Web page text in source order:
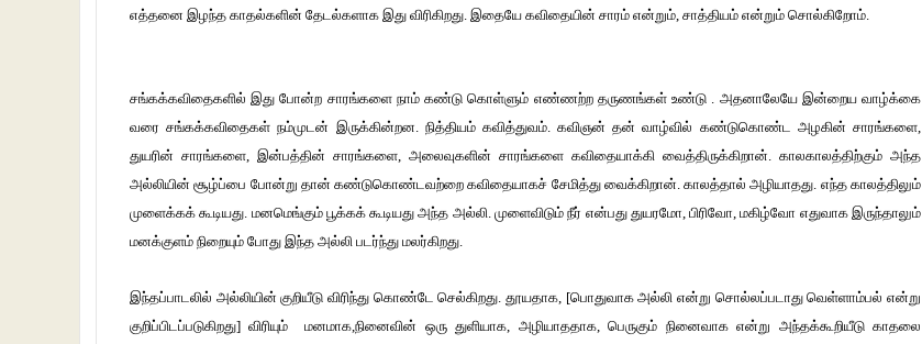
எத்தனை இழந்த காதல்களின் தேடல்களாக இது விரிகிறது. இதையே கவிதையின் சாரம் என்றும், சாத்தியம் என்றும் சொல்கிறோம்.
சங்கக்கவிதைகளில் இது போன்ற சாரங்களை நாம் கண்டு கொள்ளும் எண்ணற்ற தருணங்கள் உண்டு . அதனாலேயே இன்றைய வாழ்க்கை
வரை சங்கக்கவிதைகள் நம்முடன் இருக்கின்றன. நித்தியம் கவித்துவம். கவிஞன் தன் வாழ்வில் கண்டுகொண்ட அழகின் சாரங்களை,
துயரின் சாரங்களை, இன்பத்தின் சாரங்களை, அலைவுகளின் சாரங்களை கவிதையாக்கி வைத்திருக்கிறான். காலகாலத்திற்கும் அந்த
அல்லியின் சூழ்ப்பை போன்று தான் கண்டுகொண்டவற்றை கவிதையாகச் சேமித்து வைக்கிறான். காலத்தால் அழியாதது. எந்த காலத்திலும்
முளைக்கக் கூடியது. மனமெங்கும் பூக்கக் கூடியது அந்த அல்லி. முளைவிடும் நீர் என்பது துயரமோ, பிரிவோ, மகிழ்வோ எதுவாக இருந்தாலும்
மனக்குளம் நிறையும் போது இந்த அல்லி படர்ந்து மலர்கிறது.
இந்தப்பாடலில் அல்லியின் குறியீடு விரிந்து கொண்டே செல்கிறது. தூயதாக, [பொதுவாக அல்லி என்று சொல்லப்படாது வெள்ளாம்பல் என்று
குறிப்பிடப்படுகிறது] விரியும் மனமாக,நினைவின் ஒரு துளியாக, அழியாததாக, பெருகும் நினைவாக என்று அந்தக்கூறியீடு காதலை